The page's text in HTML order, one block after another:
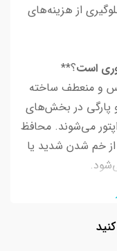
از هزینه‌های
است؟**
و منعطف ساخته
پارگی در بخش‌های
می‌شوند. محافظ
خم شدن شدید یا
عرضه می‌شوند که